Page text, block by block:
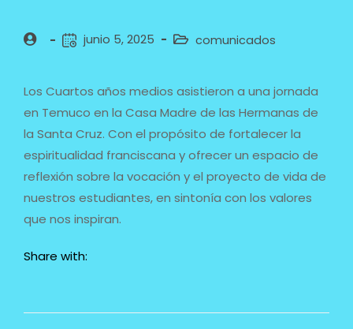
junio 5, 2025 comunicados
Los Cuartos años medios asistieron a una jornada
en Temuco en la Casa Madre de las Hermanas de
la Santa Cruz. Con el propósito de fortalecer la
espiritualidad franciscana y ofrecer un espacio de
reflexión sobre la vocación y el proyecto de vida de
nuestros estudiantes, en sintonía con los valores
que nos inspiran.
Share with: